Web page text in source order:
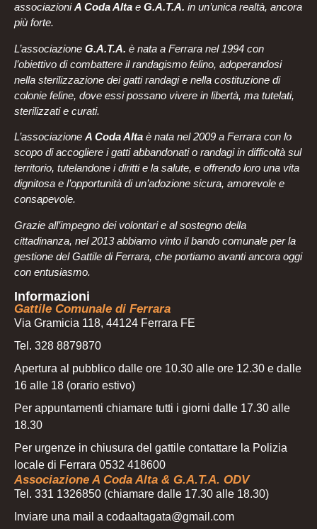
associazioniA Coda Alta e G.A.T.A. in un’unica realtà, ancora
più forte.
L’associazione G.A.T.A. è nata a Ferrara nel 1994 con
l’obiettivo di combattere il randagismo felino, adoperandosi
nella sterilizzazione dei gatti randagi e nella costituzione di
colonie feline, dove essi possano vivere in libertà, ma tutelati,
sterilizzati e curati.
L’associazione A Coda Alta è nata nel 2009 a Ferrara con lo
scopo di accogliere i gatti abbandonati o randagi in difficoltà sul
territorio, tutelandone i diritti e la salute, e offrendo loro una vita
dignitosa e l’opportunità di un’adozione sicura, amorevole e
consapevole.
Grazie all’impegno dei volontari e al sostegno della
cittadinanza, nel 2013 abbiamo vinto il bando comunale per la
gestione del Gattile di Ferrara, che portiamo avanti ancora oggi
con entusiasmo.
Informazioni
Gattile Comunale di Ferrara
Via Gramicia 118, 44124 Ferrara FE
Tel. 328 8879870
Apertura al pubblico dalle ore 10.30 alle ore 12.30 e dalle
16 alle 18 (orario estivo)
Per appuntamenti chiamare tutti i giorni dalle 17.30 alle
18.30
Per urgenze in chiusura del gattile contattare la Polizia
locale di Ferrara 0532 418600
Associazione A Coda Alta & G.A.T.A. ODV
Tel. 331 1326850 (chiamare dalle 17.30 alle 18.30)
Inviare una mail a codaaltagata@gmail.com